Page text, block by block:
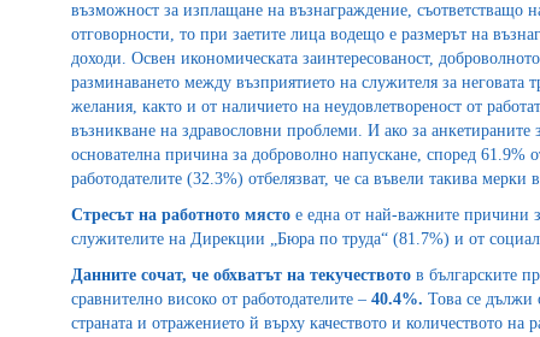
възможност за изплащане на възнаграждение, съответстващо
отговорности, то при заетите лица водещо е размерът на
доходи. Освен икономическата заинтересованост,
разминаването между възприятието на служителя за неговата
желания, както и от наличието на неудовлетвореност от
възникване на здравословни проблеми. И ако за анкетираните
основателна причина за доброволно напускане, според 61.9%
работодателите (32.3%) отбелязват, че са въвели такива мерки
Стресът на работното място е една от най-важните причини
служителите на Дирекции „Бюра по труда“ (81.7%) и от
Данните сочат, че обхватът на текучеството в българските
сравнително високо от работодателите – 40.4%. Това се дължи
страната и отражението й върху качеството и количеството на